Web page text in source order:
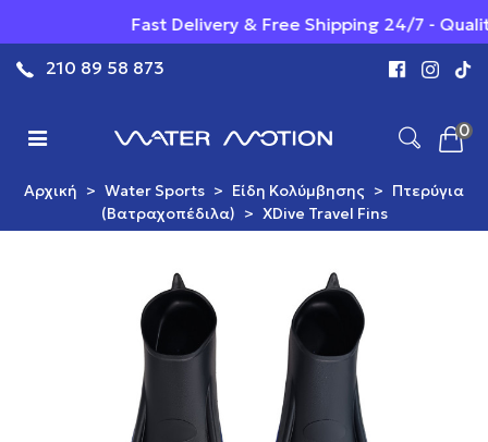
Fast Delivery & Free Shipping 24/7 -
210 89 58 873
0
Αρχική > Water Sports > Είδη Κολύμβησης > Πτερύγια
(Βατραχοπέδιλα) > XDive Travel Fins